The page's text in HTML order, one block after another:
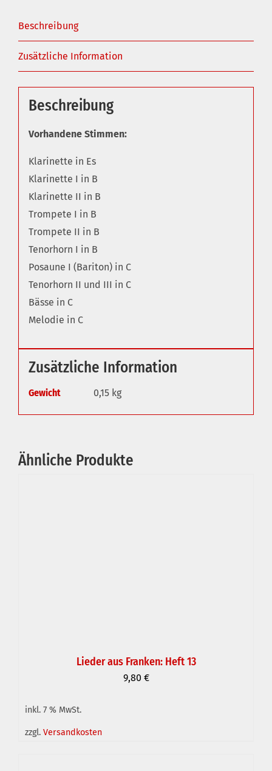
Menge
Beschreibung
Zusätzliche Information
Beschreibung
Vorhandene Stimmen:
Klarinette in Es
Klarinette I in B
Klarinette II in B
Trompete I in B
Trompete II in B
Tenorhorn I in B
Posaune I (Bariton) in C
Tenorhorn II und III in C
Bässe in C
Melodie in C
Zusätzliche Information
Gewicht 0,15 kg
Ähnliche Produkte
IN DEN WARENKORB
Lieder aus Franken: Heft 13
9,80 €
inkl. 7 % MwSt.
zzgl. Versandkosten